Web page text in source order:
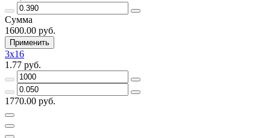
Сумма
1600.00 руб.
Применить
3х16
1.77 руб.
1770.00 руб.